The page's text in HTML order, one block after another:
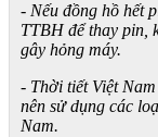
- Nếu đồng hồ hết
TTBH để thay pin,
gây hỏng máy.
- Thời tiết Việt
nên sử dụng các
Nam.